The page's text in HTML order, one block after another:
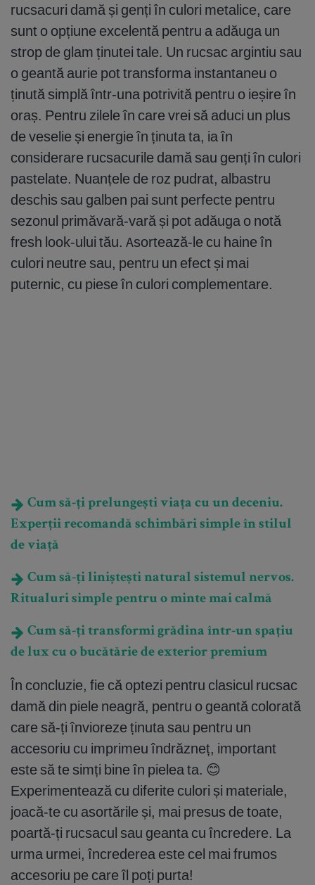
rucsacuri damă și genți în culori metalice, care
sunt o opțiune excelentă pentru a adăuga un
strop de glam ținutei tale. Un rucsac argintiu sau
o geantă aurie pot transforma instantaneu o
ținută simplă într-una potrivită pentru o ieșire în
oraș. Pentru zilele în care vrei să aduci un plus
de veselie și energie în ținuta ta, ia în
considerare rucsacurile damă sau genți în culori
pastelate. Nuanțele de roz pudrat, albastru
deschis sau galben pai sunt perfecte pentru
sezonul primăvară-vară și pot adăuga o notă
fresh look-ului tău. Asortează-le cu haine în
culori neutre sau, pentru un efect și mai
puternic, cu piese în culori complementare.
Cum să-ți prelungești viața cu un deceniu.
Experții recomandă schimbări simple în stilul
de viață
Cum să-ți liniștești natural sistemul nervos.
Ritualuri simple pentru o minte mai calmă
Cum să-ți transformi grădina într-un spațiu
de lux cu o bucătărie de exterior premium
În concluzie, fie că optezi pentru clasicul rucsac
damă din piele neagră, pentru o geantă colorată
care să-ți învioreze ținuta sau pentru un
accesoriu cu imprimeu îndrăzneț, important
este să te simți bine în pielea ta. 😊
Experimentează cu diferite culori și materiale,
joacă-te cu asortările și, mai presus de toate,
poartă-ți rucsacul sau geanta cu încredere. La
urma urmei, încrederea este cel mai frumos
accesoriu pe care îl poți purta!